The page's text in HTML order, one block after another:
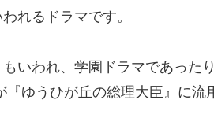
れるドラマです。
いわれ、学園ドラマであった
ゆうひが丘の総理大臣』に流